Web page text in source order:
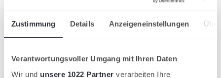
Zustimmung Details Anzeigeneinstellungen
Verantwortungsvoller Umgang mit Ihren Daten
Wir und unsere 1022 Partner verarbeiten Ihre
Mit deinen 33 Jahren bis du in den Top 100 in guter
der Spieler über 25 Jahre. Braucht es im Tennis ein gewisses
Es gibt definitiv viele Dinge, die ich meinem 20-jährigen Ich heute
schlimm, wenn das nicht so ist. Man hat mehr Erfahrung und kriegt